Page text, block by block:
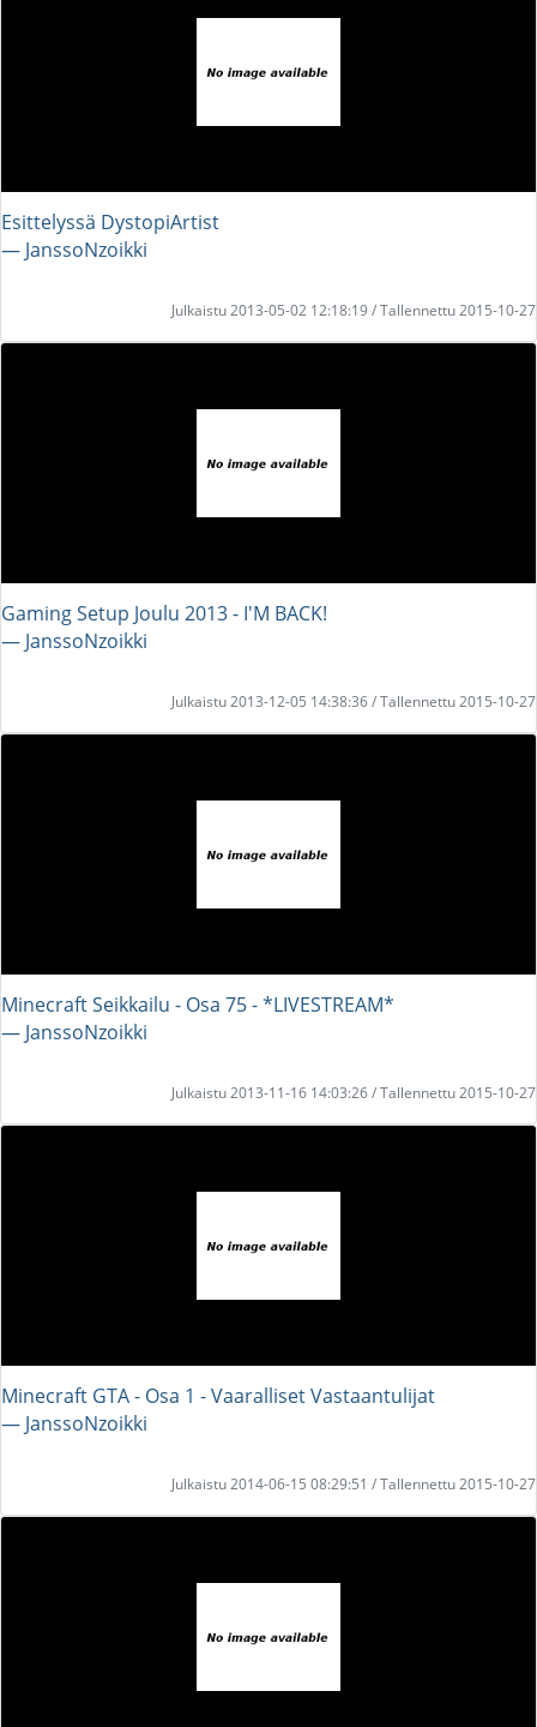
Esittelyssä DystopiArtist
― JanssoNzoikki
Julkaistu 2013-05-02 12:18:19 / Tallennettu 2015-10-27
Gaming Setup Joulu 2013 - I'M BACK!
― JanssoNzoikki
Julkaistu 2013-12-05 14:38:36 / Tallennettu 2015-10-27
Minecraft Seikkailu - Osa 75 - *LIVESTREAM*
― JanssoNzoikki
Julkaistu 2013-11-16 14:03:26 / Tallennettu 2015-10-27
Minecraft GTA - Osa 1 - Vaaralliset Vastaantulijat
― JanssoNzoikki
Julkaistu 2014-06-15 08:29:51 / Tallennettu 2015-10-27